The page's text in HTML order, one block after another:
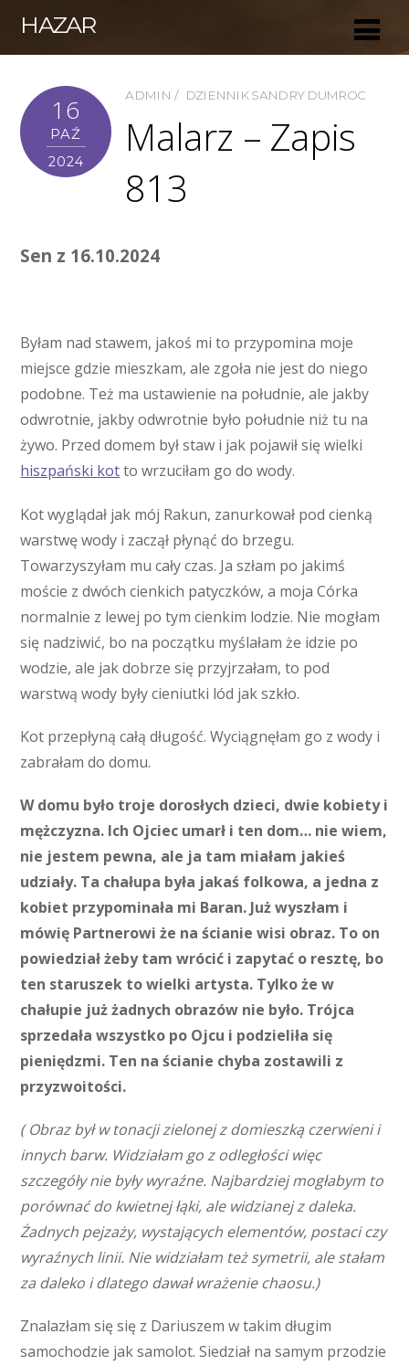
HAZAR
16
PAŹ
2024
ADMIN DZIENNIK SANDRY DUMROC
Malarz – Zapis
813
Sen z 16.10.2024
Byłam nad stawem, jakoś mi to przypomina moje
miejsce gdzie mieszkam, ale zgoła nie jest do niego
podobne. Też ma ustawienie na południe, ale jakby
odwrotnie, jakby odwrotnie było południe niż tu na
żywo. Przed domem był staw i jak pojawił się wielki
hiszpański kotto wrzuciłam go do wody.
Kot wyglądał jak mój Rakun, zanurkował pod cienką
warstwę wody i zaczął płynąć do brzegu.
Towarzyszyłam mu cały czas. Ja szłam po jakimś
moście z dwóch cienkich patyczków, a moja Córka
normalnie z lewej po tym cienkim lodzie. Nie mogłam
się nadziwić, bo na początku myślałam że idzie po
wodzie, ale jak dobrze się przyjrzałam, to pod
warstwą wody były cieniutki lód jak szkło.
Kot przepłyną całą długość. Wyciągnęłam go z wody i
zabrałam do domu.
W domu było troje dorosłych dzieci, dwie kobiety i
mężczyzna. Ich Ojciec umarł i ten dom… nie wiem,
nie jestem pewna, ale ja tam miałam jakieś
udziały. Ta chałupa była jakaś folkowa, a jedna z
kobiet przypominała mi Baran. Już wyszłam i
mówię Partnerowi że na ścianie wisi obraz. To on
powiedział żeby tam wrócić i zapytać o resztę, bo
ten staruszek to wielki artysta. Tylko że w
chałupie już żadnych obrazów nie było. Trójca
sprzedała wszystko po Ojcu i podzieliła się
pieniędzmi. Ten na ścianie chyba zostawili z
przyzwoitości.
( Obraz był w tonacji zielonej z domieszką czerwieni i
innych barw. Widziałam go z odległości więc
szczegóły nie były wyraźne. Najbardziej mogłabym to
porównać do kwietnej łąki, ale widzianej z daleka.
Żadnych pejzaży, wystających elementów, postaci czy
wyraźnych linii. Nie widziałam też symetrii, ale stałam
za daleko i dlatego dawał wrażenie chaosu.)
Znalazłam się się z Dariuszem w takim długim
samochodzie jak samolot. Siedział na samym przodzie